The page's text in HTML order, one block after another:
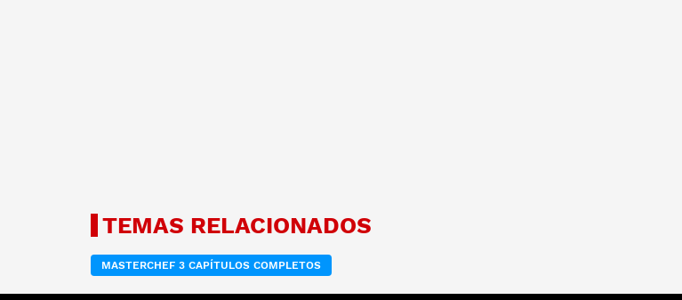
TEMAS RELACIONADOS
MASTERCHEF 3 CAPÍTULOS COMPLETOS